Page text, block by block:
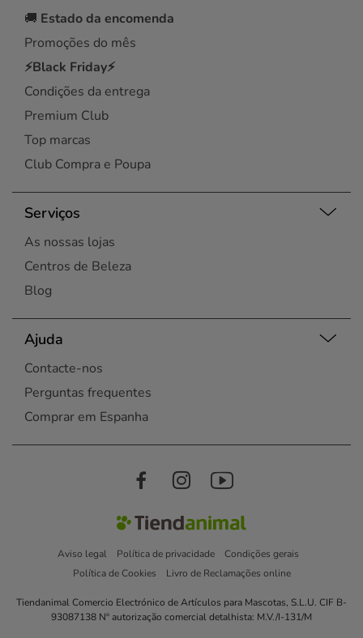
🚚 Estado da encomenda
Promoções do mês
⚡Black Friday⚡
Condições da entrega
Premium Club
Top marcas
Club Compra e Poupa
Serviços
As nossas lojas
Centros de Beleza
Blog
Ajuda
Contacte-nos
Perguntas frequentes
Comprar em Espanha
Aviso legal Política de privacidade
Condições gerais
Política de Cookies
Livro de Reclamações online
Tiendanimal Comercio Electrónico de Artículos para Mascotas, S.L.U. CIF B-
93087138 Nº autorização comercial detalhista: M.V./I-131/M